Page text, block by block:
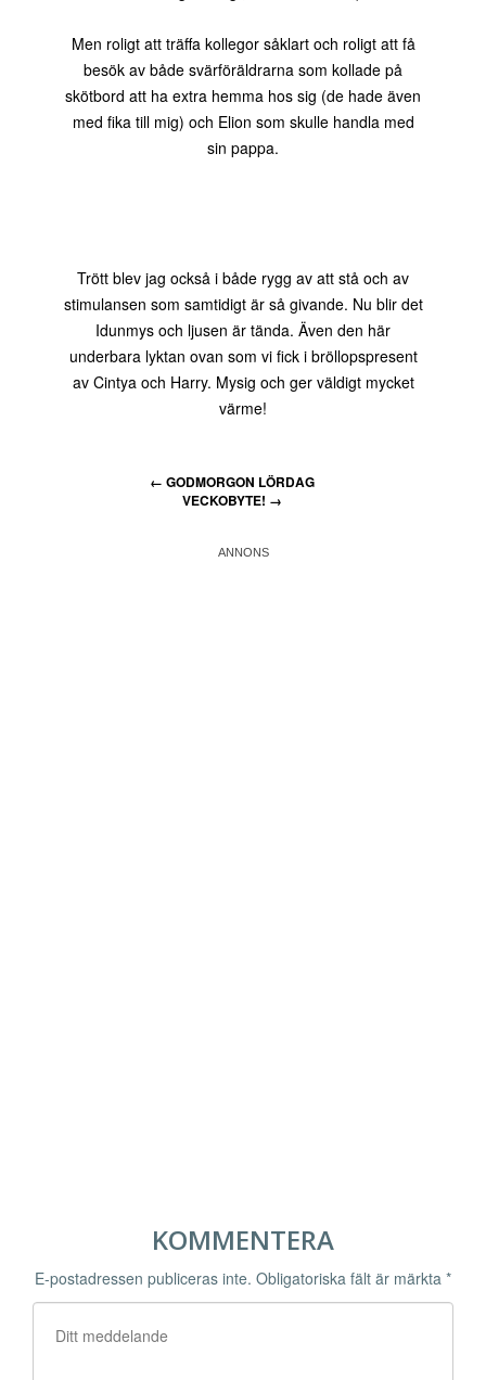
Men roligt att träffa kollegor såklart och roligt att få
besök av både svärföräldrarna som kollade på
skötbord att ha extra hemma hos sig (de hade även
med fika till mig) och Elion som skulle handla med
sin pappa.
Trött blev jag också i både rygg av att stå och av
stimulansen som samtidigt är så givande. Nu blir det
Idunmys och ljusen är tända. Även den här
underbara lyktan ovan som vi fick i bröllopspresent
av Cintya och Harry. Mysig och ger väldigt mycket
värme!
← GODMORGON LÖRDAG
VECKOBYTE! →
KOMMENTERA
E-postadressen publiceras inte. Obligatoriska fält är märkta *